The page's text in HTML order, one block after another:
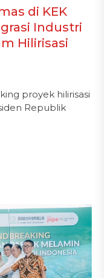
di KEK
Industri
Hilirisasi
proyek hilirisasi
Republik